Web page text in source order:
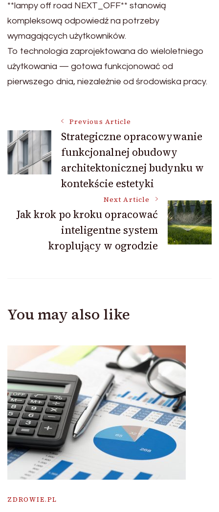
**lampy off road NEXT_OFF** stanowią
kompleksową odpowiedź na potrzeby
wymagających użytkowników.
To technologia zaprojektowana do wieloletniego
użytkowania — gotowa funkcjonować od
pierwszego dnia, niezależnie od środowiska pracy.
Post
Navigation
Previous Article
Strategiczne opracowywanie
funkcjonalnej obudowy
architektonicznej budynku w
kontekście estetyki
Next Article
Jak krok po kroku opracować
inteligentne system
kroplujący w ogrodzie
You may also like
ZDROWIE.PL